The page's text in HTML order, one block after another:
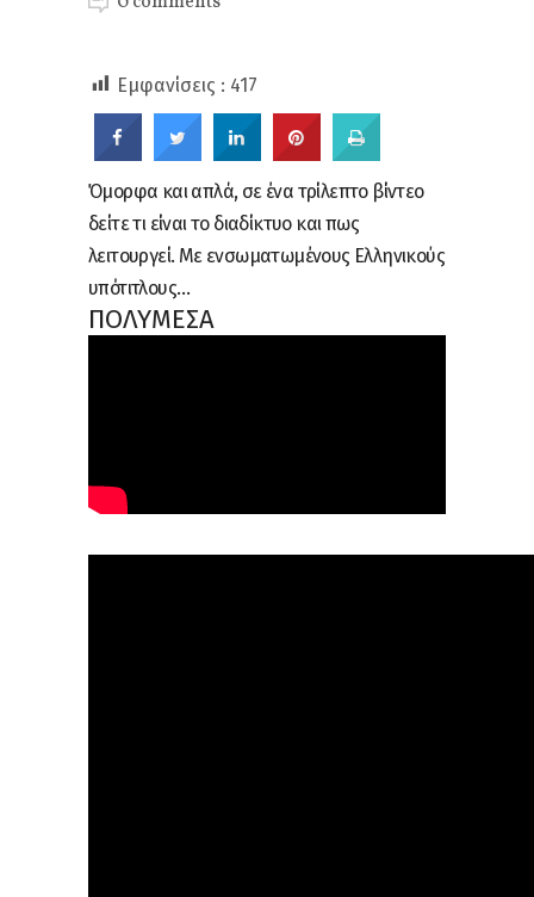
Εμφανίσεις : 417
Όμορφα και απλά, σε ένα τρίλεπτο βίντεο
δείτε τι είναι το διαδίκτυο και πως
λειτουργεί. Με ενσωματωμένους Ελληνικούς
υπότιτλους…
ΠΟΛΥΜΕΣΑ